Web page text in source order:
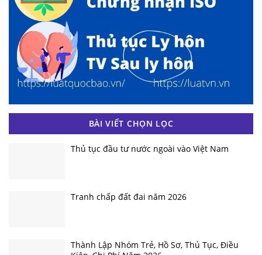
BÀI VIẾT CHỌN LỌC
Thủ tục đầu tư nước ngoài vào Việt Nam
Tranh chấp đất đai năm 2026
Thành Lập Nhóm Trẻ, Hồ Sơ, Thủ Tục, Điều